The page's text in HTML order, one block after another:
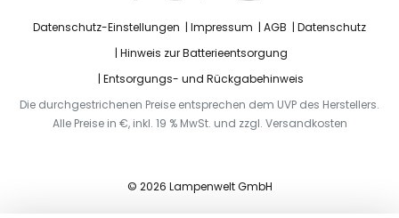
Datenschutz-Einstellungen Impressum AGB
Datenschutz
Hinweis zur Batterieentsorgung
Entsorgungs- und Rückgabehinweis
Die durchgestrichenen Preise entsprechen dem UVP des Herstellers.
Alle Preise in €, inkl. 19 % MwSt. und zzgl. Versandkosten
© 2026 Lampenwelt GmbH